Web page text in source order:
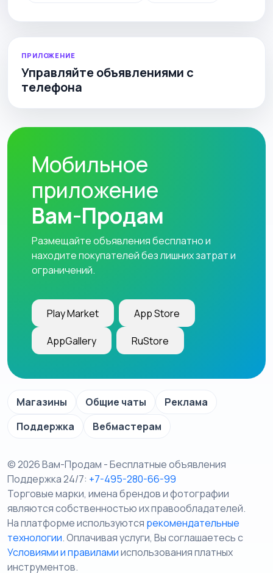
ПРИЛОЖЕНИЕ
Управляйте объявлениями с
телефона
Мобильное
приложение
Вам-Продам
Размещайте объявления бесплатно и
находите покупателей без лишних затрат и
ограничений.
Play Market App Store
AppGallery RuStore
Магазины Общие чаты
Реклама
Поддержка
Вебмастерам
© 2026 Вам-Продам - Бесплатные объявления
Поддержка 24/7: +7-495-280-66-99
Торговые марки, имена брендов и фотографии
являются собственностью их правообладателей.
На платформе используются рекомендательные
технологии. Оплачивая услуги, Вы соглашаетесь c
Условиями и правиламииспользования платных
инструментов.